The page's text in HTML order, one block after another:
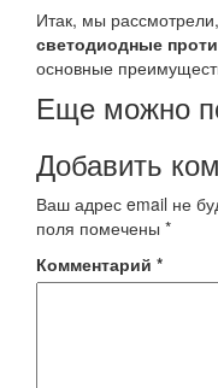
Итак, мы
светодиодные
основные
Еще можно
Добавить
Ваш адрес email не
поля помечены *
Комментарий *